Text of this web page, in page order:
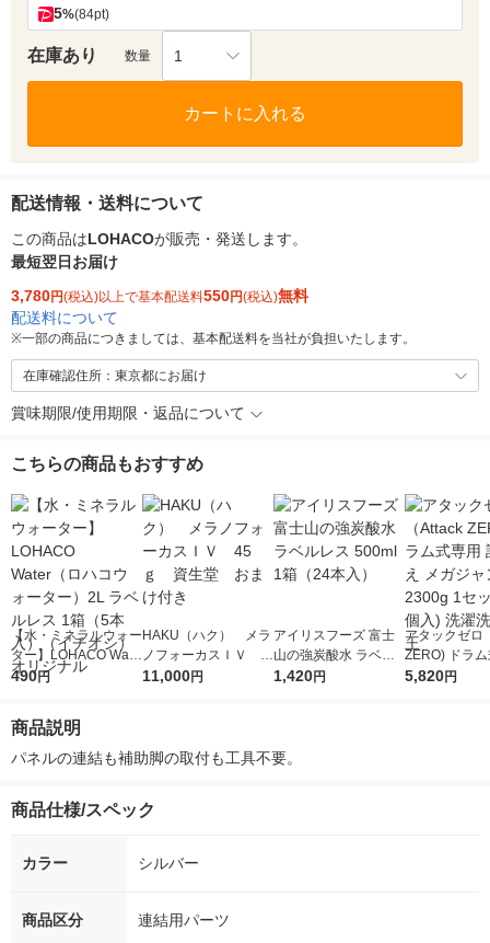
5%(84pt)
在庫あり 数量 1
カートに入れる
配送情報・送料について
この商品はLOHACOが販売・発送します。
最短翌日お届け
3,780円(税込)以上で基本配送料550円(税込)無料
配送料について
※一部の商品につきましては、基本配送料を当社が負担いたします。
在庫確認住所：東京都にお届け
賞味期限/使用期限・返品について
こちらの商品もおすすめ
【水・ミネラルウォー
ター】LOHACO Wate
r（ロハコウォータ
シ） オリジナル
490円
HAKU（ハク） メラ
ノフォーカスＩＶ 4
5ｇ 資生堂 おまけ
11,000円
アイリスフーズ 富士
山の強炭酸水 ラベル
レス 500ml 1箱（24
1,420円
アタックゼロ
ZERO) ドラ
詰め替え メガ
5,820円
商品説明
パネルの連結も補助脚の取付も工具不要。
商品仕様/スペック
カラー シルバー
商品区分 連結用パーツ